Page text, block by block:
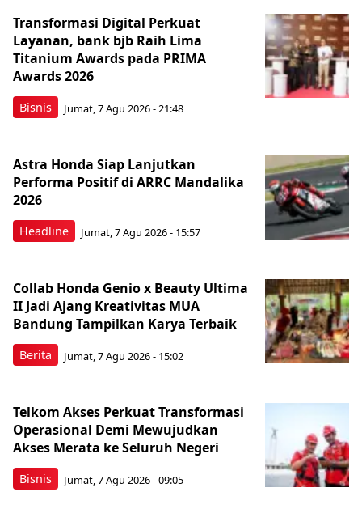
Bisnis
Transformasi Digital Perkuat
Layanan, bank bjb Raih Lima
Titanium Awards pada PRIMA
Awards 2026
Jumat, 7 Agu 2026 - 21:48
Headline
Astra Honda Siap Lanjutkan
Performa Positif di ARRC Mandalika
2026
Jumat, 7 Agu 2026 - 15:57
Berita
Collab Honda Genio x Beauty Ultima
II Jadi Ajang Kreativitas MUA
Bandung Tampilkan Karya Terbaik
Jumat, 7 Agu 2026 - 15:02
Bisnis
Telkom Akses Perkuat Transformasi
Operasional Demi Mewujudkan
Akses Merata ke Seluruh Negeri
Jumat, 7 Agu 2026 - 09:05